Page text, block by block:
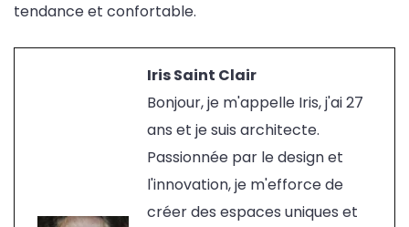
tendance et confortable.
Iris Saint Clair
Bonjour, je m'appelle Iris, j'ai 27
ans et je suis architecte.
Passionnée par le design et
l'innovation, je m'efforce de
créer des espaces uniques et